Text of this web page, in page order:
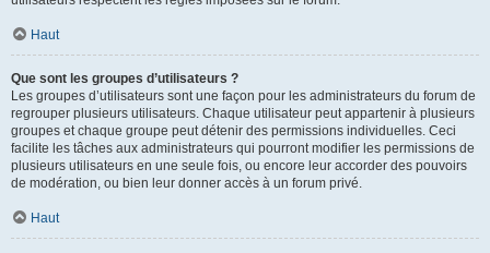
Haut
Que sont les groupes d’utilisateurs ?
Les groupes d’utilisateurs sont une façon pour les administrateurs du forum de
regrouper plusieurs utilisateurs. Chaque utilisateur peut appartenir à plusieurs
groupes et chaque groupe peut détenir des permissions individuelles. Ceci
facilite les tâches aux administrateurs qui pourront modifier les permissions de
plusieurs utilisateurs en une seule fois, ou encore leur accorder des pouvoirs
de modération, ou bien leur donner accès à un forum privé.
Haut